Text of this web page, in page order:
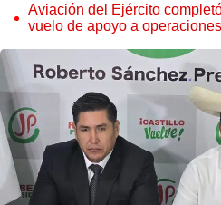
Aviación del Ejército
vuelo de apoyo a